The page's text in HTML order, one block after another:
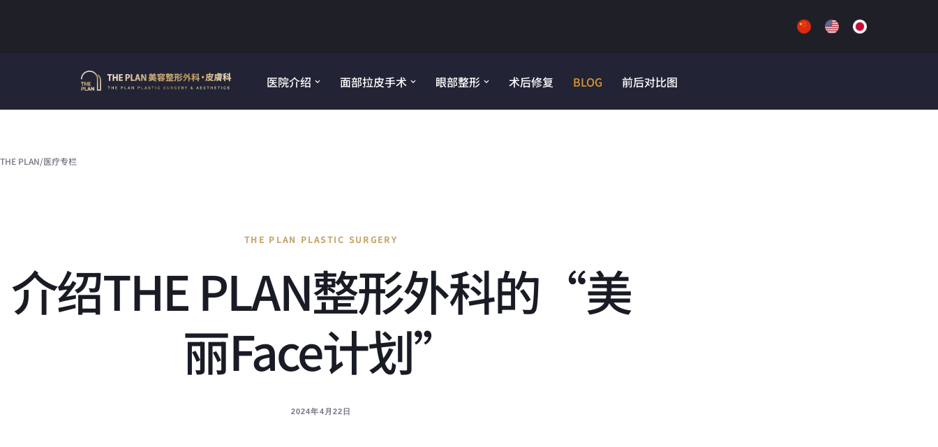
医院介绍 面部拉皮手术 眼部整形 术后修复 BLOG 前后对比图
THE PLAN/医疗专栏
THE PLAN PLASTIC SURGERY
介绍THE PLAN整形外科的“美
丽Face计划”
2024年4月22日